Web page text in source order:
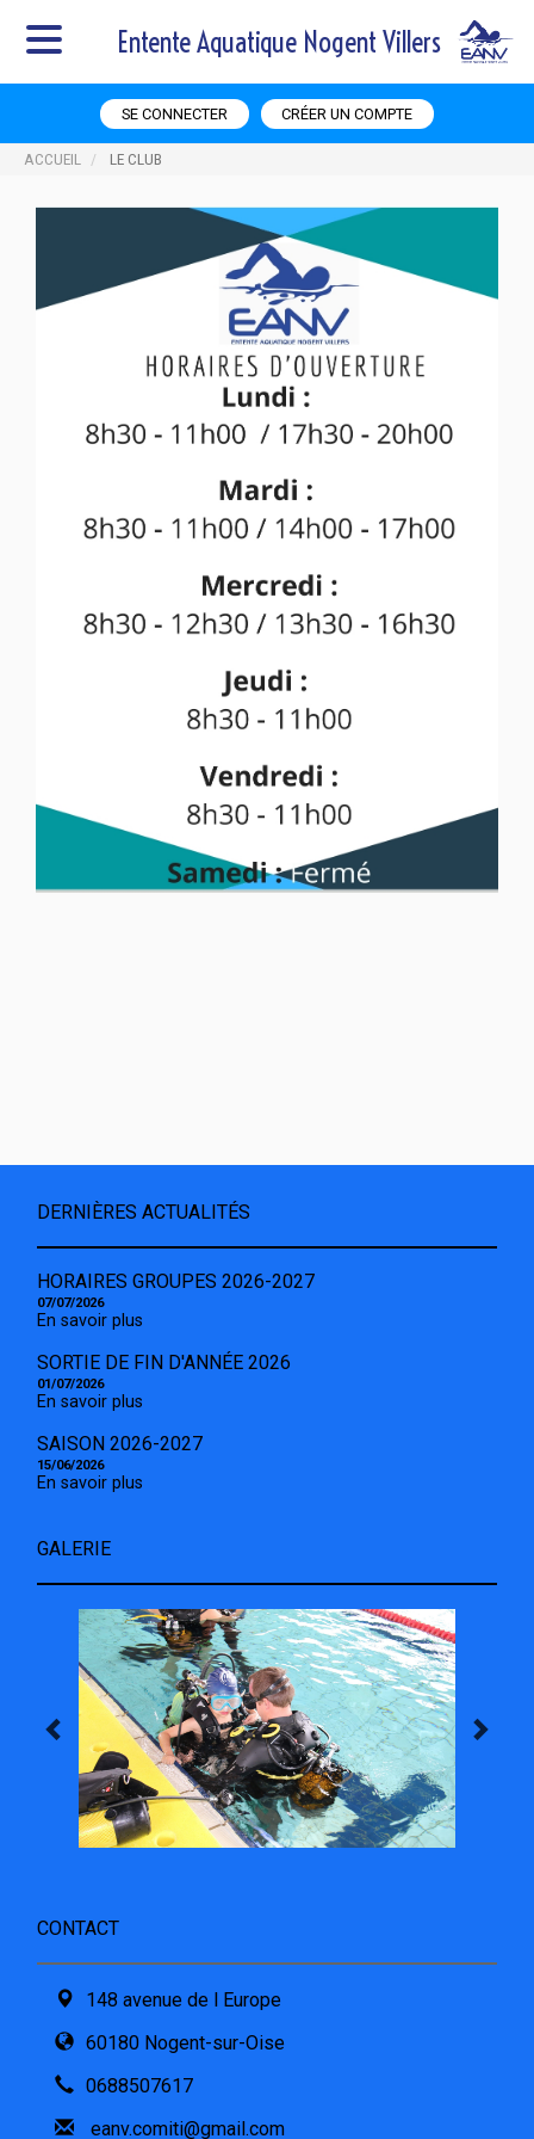
Entente Aquatique Nogent Villers
SE CONNECTER CRÉER UN COMPTE
ACCUEIL LE CLUB
DERNIÈRES ACTUALITÉS
HORAIRES GROUPES 2026-2027
07/07/2026
En savoir plus
SORTIE DE FIN D'ANNÉE 2026
01/07/2026
En savoir plus
SAISON 2026-2027
15/06/2026
En savoir plus
GALERIE
CONTACT
148 avenue de l Europe
60180 Nogent-sur-Oise
0688507617
eanv.comiti@gmail.com